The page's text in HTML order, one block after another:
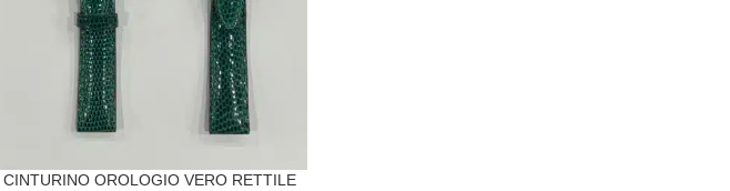
CINTURINO OROLOGIO VERO RETTILE